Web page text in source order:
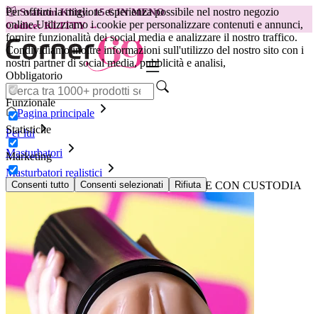
Per offrirti la migliore esperienza possibile nel nostro negozio
online.Utilizziamo i cookie per personalizzare contenuti e annunci,
fornire funzionalità dei social media e analizzare il nostro traffico.
Condividiamo inoltre informazioni sull'utilizzo del nostro sito con i
nostri partner di social media, pubblicità e analisi,
Obbligatorio
Funzionale
Statistiche
Marketing
Consenti tutto Consenti selezionati Rifiuta
😽Svakom Klitty: 15 € IN MENO
Codice: KLITTY →
Pagina principale
Per lui
Masturbatori
Masturbatori realistici
CRUSHIOUS PRIXUS MASTURBATORE CON CUSTODIA